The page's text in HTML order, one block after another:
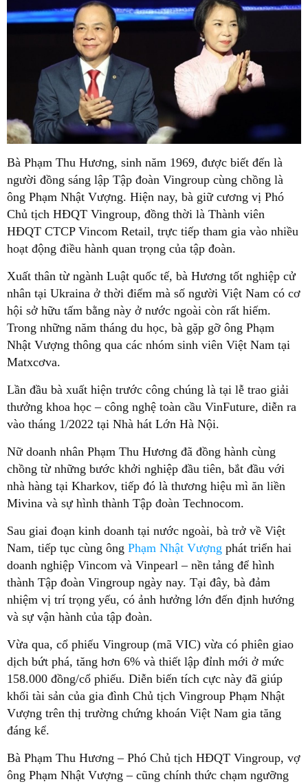
Bà Phạm Thu Hương, sinh năm 1969, được biết đến là
người đồng sáng lập Tập đoàn Vingroup cùng chồng là
ông Phạm Nhật Vượng. Hiện nay, bà giữ cương vị Phó
Chủ tịch HĐQT Vingroup, đồng thời là Thành viên
HĐQT CTCP Vincom Retail, trực tiếp tham gia vào nhiều
hoạt động điều hành quan trọng của tập đoàn.
Xuất thân từ ngành Luật quốc tế, bà Hương tốt nghiệp cử
nhân tại Ukraina ở thời điểm mà số người Việt Nam có cơ
hội sở hữu tấm bằng này ở nước ngoài còn rất hiếm.
Trong những năm tháng du học, bà gặp gỡ ông Phạm
Nhật Vượng thông qua các nhóm sinh viên Việt Nam tại
Matxcơva.
Lần đầu bà xuất hiện trước công chúng là tại lễ trao giải
thưởng khoa học – công nghệ toàn cầu VinFuture, diễn ra
vào tháng 1/2022 tại Nhà hát Lớn Hà Nội.
Nữ doanh nhân Phạm Thu Hương đã đồng hành cùng
chồng từ những bước khởi nghiệp đầu tiên, bắt đầu với
nhà hàng tại Kharkov, tiếp đó là thương hiệu mì ăn liền
Mivina và sự hình thành Tập đoàn Technocom.
Sau giai đoạn kinh doanh tại nước ngoài, bà trở về Việt
Nam, tiếp tục cùng ông Phạm Nhật Vượng phát triển hai
doanh nghiệp Vincom và Vinpearl – nền tảng để hình
thành Tập đoàn Vingroup ngày nay. Tại đây, bà đảm
nhiệm vị trí trọng yếu, có ảnh hưởng lớn đến định hướng
và sự vận hành của tập đoàn.
Vừa qua, cổ phiếu Vingroup (mã VIC) vừa có phiên giao
dịch bứt phá, tăng hơn 6% và thiết lập đỉnh mới ở mức
158.000 đồng/cổ phiếu. Diễn biến tích cực này đã giúp
khối tài sản của gia đình Chủ tịch Vingroup Phạm Nhật
Vượng trên thị trường chứng khoán Việt Nam gia tăng
đáng kể.
Bà Phạm Thu Hương – Phó Chủ tịch HĐQT Vingroup, vợ
ông Phạm Nhật Vượng – cũng chính thức chạm ngưỡng